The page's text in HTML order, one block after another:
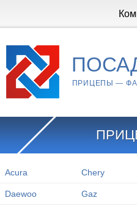
ПРИЦЕПЫ —
Acura Chery
Daewoo Gaz